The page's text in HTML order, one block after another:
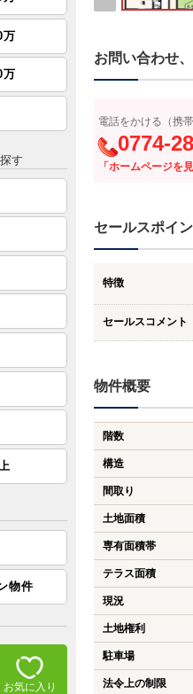
お問い合わせ
電話をかける（携帯
0774-
「ホームページを見
セールスポイ
特徴
セールスコメント
物件概要
階数
構造
間取り
土地面積
専有面積帯
テラス面積
現況
土地権利
駐車場
法令上の制限
万
万
す
物件
お気に入り